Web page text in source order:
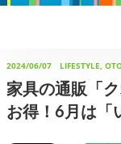
2024/06/07 LIFESTYLE,
家具の通販「
お得！6月は「